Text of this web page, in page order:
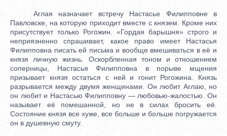
Аглая назначает встречу Настасье Филипповне в
Павловске, на которую приходит вместе с князем. Кроме них
присутствует только Рогожин. «Гордая барышня» строго и
неприязненно спрашивает, какое право имеет Настасья
Филипповна писать ей письма и вообще вмешиваться в её и
князя личную жизнь. Оскорбленная тоном и отношением
соперницы, Настасья Филипповна в порыве мщения
призывает князя остаться с ней и гонит Рогожина. Князь
разрывается между двумя женщинами. Он любит Аглаю, но
он любит и Настасью Филипповну — любовью-жалостью. Он
называет её помешанной, но не в силах бросить её.
Состояние князя все хуже, все больше и больше погружается
он в душевную смуту.